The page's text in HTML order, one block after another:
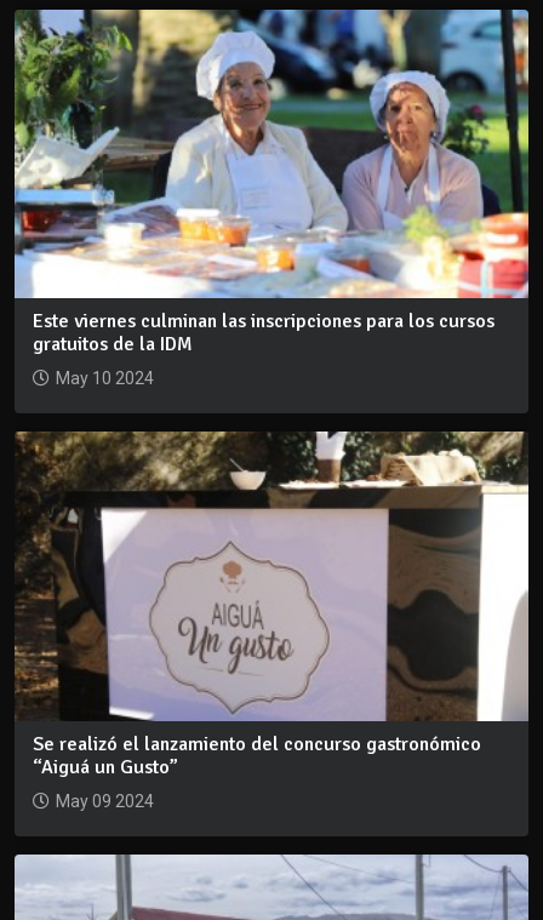
Este viernes culminan las inscripciones para los cursos
gratuitos de la IDM
May 10 2024
Se realizó el lanzamiento del concurso gastronómico
“Aiguá un Gusto”
May 09 2024